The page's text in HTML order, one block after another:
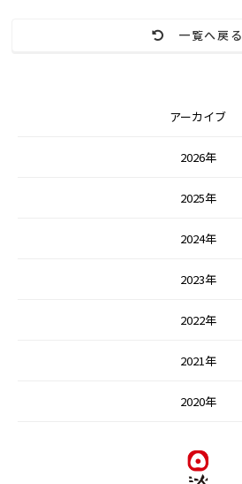
一覧へ戻る
アーカイブ
2026年
2025年
2024年
2023年
2022年
2021年
2020年